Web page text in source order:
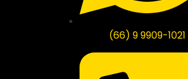
(66) 9 9909-1021